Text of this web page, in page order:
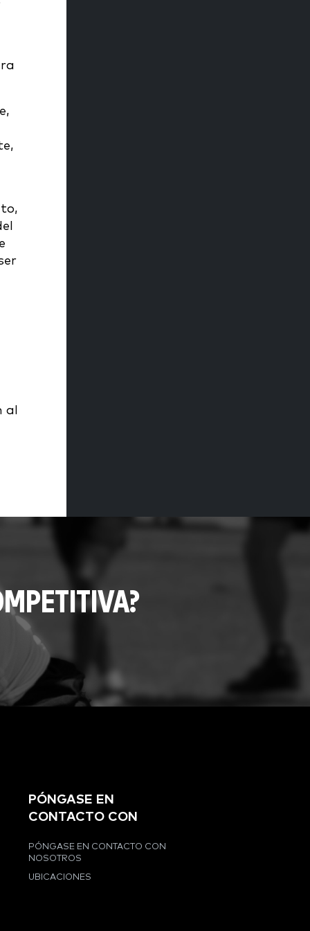
al
PÓNGASE EN
CONTACTO CON
PÓNGASE EN CONTACTO CON
NOSOTROS
UBICACIONES